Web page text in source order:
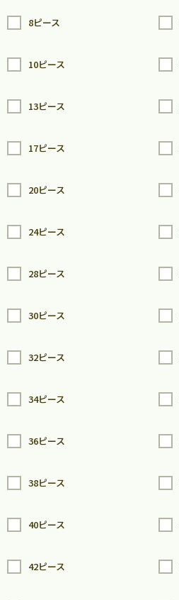
8ピース
10ピース
13ピース
17ピース
20ピース
24ピース
28ピース
30ピース
32ピース
34ピース
36ピース
38ピース
40ピース
42ピース